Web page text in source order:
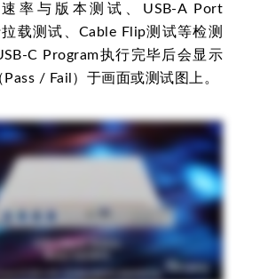
率与版本测试、USB-A Port
载测试、Cable Flip测试等检测
C Program执行完毕后会显示
/ Fail）于画面或测试图上。